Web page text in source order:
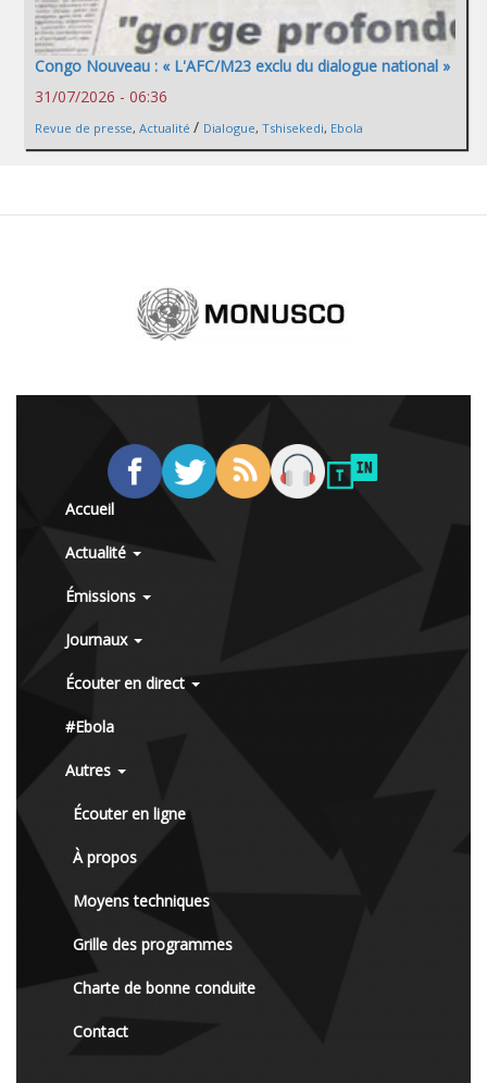
Congo Nouveau : « L'AFC/M23 exclu du dialogue national »
31/07/2026 - 06:36
Revue de presse, Actualité / Dialogue, Tshisekedi, Ebola
Accueil
Actualité
Émissions
Journaux
Écouter en direct
#Ebola
Autres
Écouter en ligne
À propos
Moyens techniques
Grille des programmes
Charte de bonne conduite
Contact